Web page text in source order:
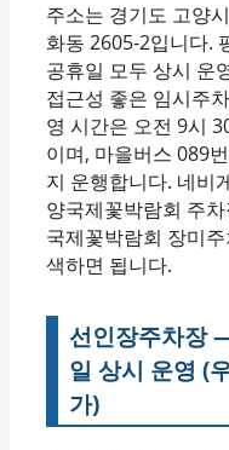
주소는 경기도 고양
화동 2605-2입니다.
공휴일 모두 상시 운
접근성 좋은 임시주
영 시간은 오전 9시
이며, 마을버스 089
지 운행합니다. 네비
양국제꽃박람회 주차
국제꽃박람회 장미주
색하면 됩니다.
선인장주차장
일 상시 운영 (
가)